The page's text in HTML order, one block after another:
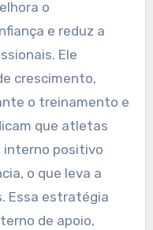
o
e reduz a
Ele
crescimento,